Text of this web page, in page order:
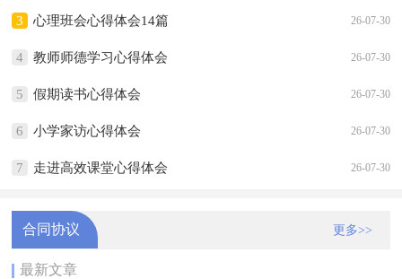
3 26-07-30
心理班会心得体会14篇
4 26-07-30
教师师德学习心得体会
5 26-07-30
假期读书心得体会
6 26-07-30
小学家访心得体会
7 26-07-30
走进高效课堂心得体会
合同协议 更多>>
最新文章